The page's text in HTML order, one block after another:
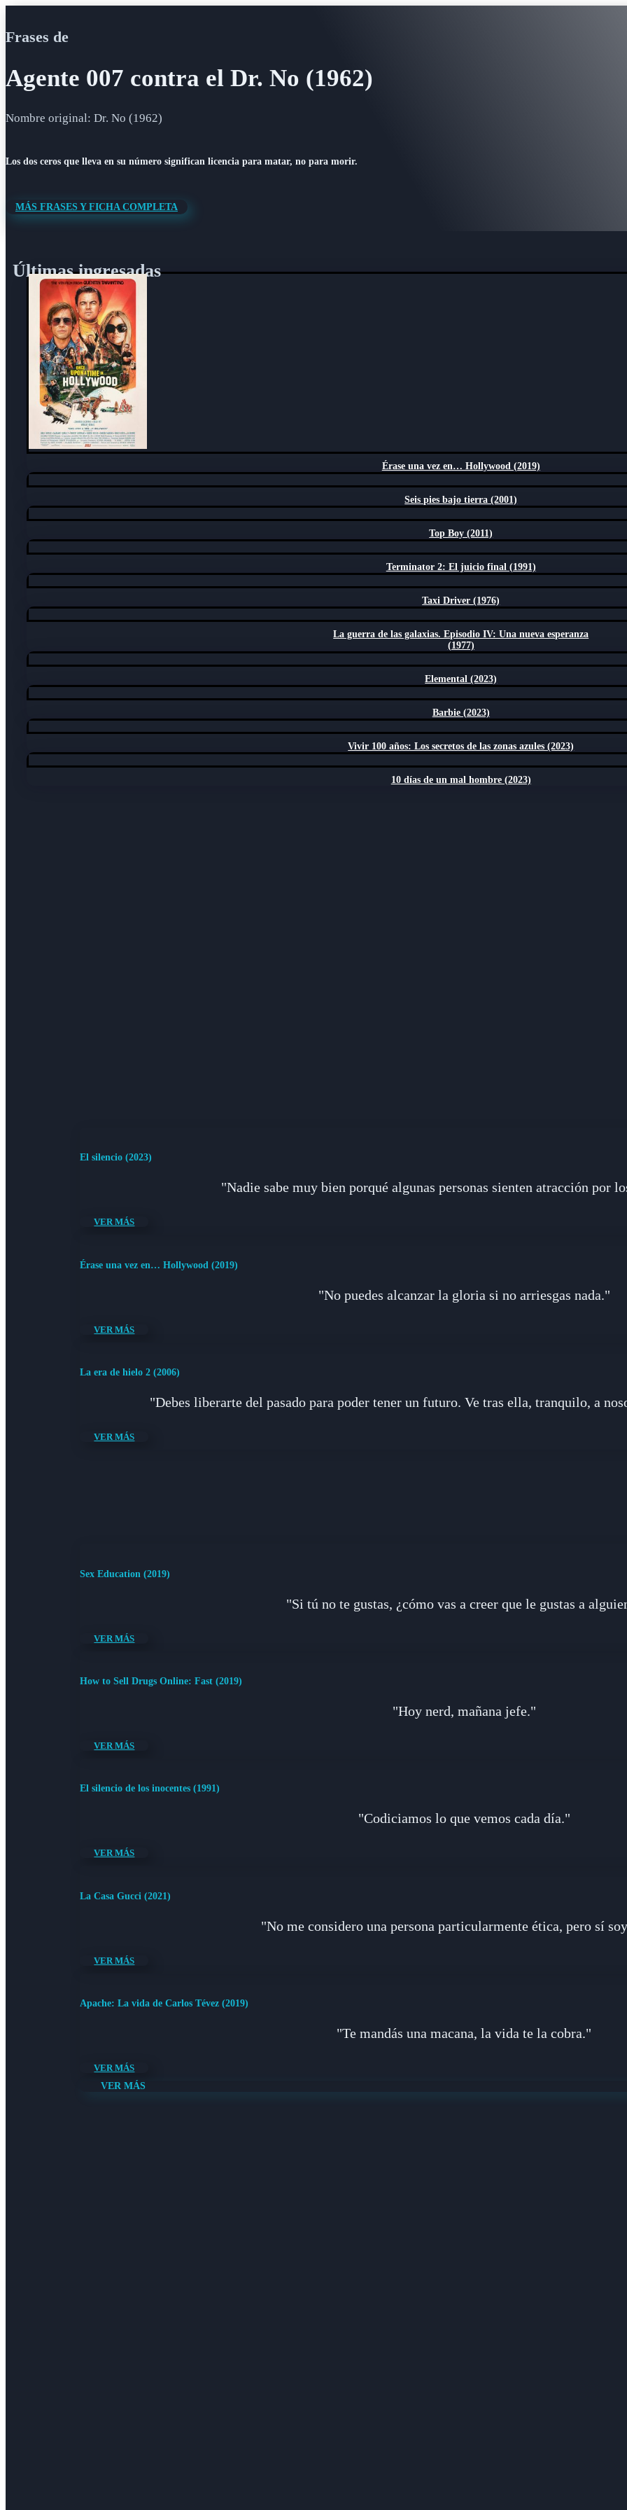
Frases de
Agente 007 contra el Dr. No (1962)
Nombre original: Dr. No (1962)
Los dos ceros que lleva en su número significan licencia para matar, no para morir.
MÁS FRASES Y FICHA COMPLETA
Últimas ingresadas
Érase una vez en… Hollywood (2019)
Seis pies bajo tierra (2001)
Top Boy (2011)
Terminator 2: El juicio final (1991)
Taxi Driver (1976)
La guerra de las galaxias. Episodio IV: Una nueva esperanza
(1977)
Elemental (2023)
Barbie (2023)
Vivir 100 años: Los secretos de las zonas azules (2023)
10 días de un mal hombre (2023)
El silencio (2023)
"Nadie sabe muy bien porqué algunas personas sienten atracción por
VER MÁS
Érase una vez en… Hollywood (2019)
"No puedes alcanzar la gloria si no arriesgas nada."
VER MÁS
La era de hielo 2 (2006)
"Debes liberarte del pasado para poder tener un futuro. Ve tras ella, tranquilo, a
VER MÁS
Sex Education (2019)
"Si tú no te gustas, ¿cómo vas a creer que le gustas a
VER MÁS
How to Sell Drugs Online: Fast (2019)
"Hoy nerd, mañana jefe."
VER MÁS
El silencio de los inocentes (1991)
"Codiciamos lo que vemos cada día."
VER MÁS
La Casa Gucci (2021)
"No me considero una persona particularmente ética, pero sí
VER MÁS
Apache: La vida de Carlos Tévez (2019)
"Te mandás una macana, la vida te la cobra."
VER MÁS
VER MÁS